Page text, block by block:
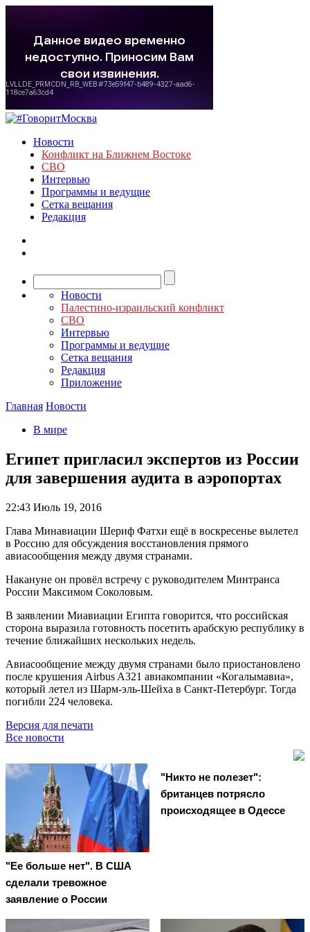
Новости
Конфликт на Ближнем Востоке
СВО
Интервью
Программы и ведущие
Сетка вещания
Редакция
Новости
Палестино-израильский конфликт
СВО
Интервью
Программы и ведущие
Сетка вещания
Редакция
Приложение
Главная Новости
В мире
Египет пригласил экспертов из России
для завершения аудита в аэропортах
22:43 Июль 19, 2016
Глава Минавиации Шериф Фатхи ещё в воскресенье вылетел
в Россию для обсуждения восстановления прямого
авиасообщения между двумя странами.
Накануне он провёл встречу с руководителем Минтранса
России Максимом Соколовым.
В заявлении Миавиации Египта говорится, что российская
сторона выразила готовность посетить арабскую республику в
течение ближайших нескольких недель.
Авиасообщение между двумя странами было приостановлено
после крушения Airbus A321 авиакомпании «Когалымавиа»,
который летел из Шарм-эль-Шейха в Санкт-Петербург. Тогда
погибли 224 человека.
Версия для печати
Все новости
"Ее больше нет". В США
сделали тревожное
заявление о России
"Никто не полезет":
британцев потрясло
происходящее в Одессе